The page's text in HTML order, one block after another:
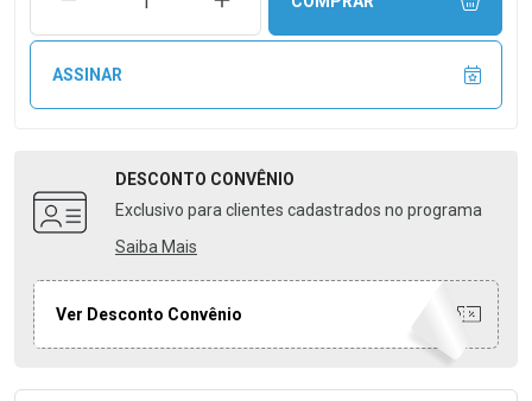
ASSINAR
DESCONTO CONVÊNIO
Exclusivo para clientes cadastrados no programa
Saiba Mais
Ver Desconto Convênio